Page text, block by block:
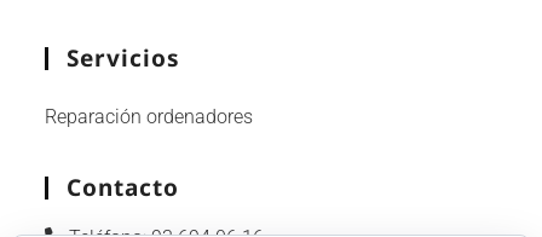
Servicios
Reparación ordenadores
Contacto